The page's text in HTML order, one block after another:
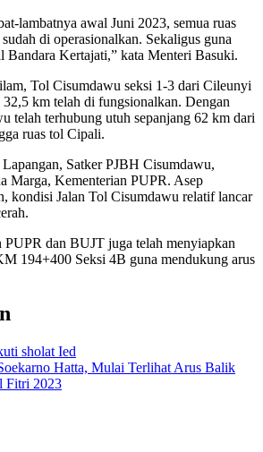
lambatnya awal Juni 2023, semua ruas
di operasionalkan. Sekaligus guna
Bandara Kertajati,” kata Menteri Basuki.
Tol Cisumdawu seksi 1-3 dari Cileunyi
km telah di fungsionalkan. Dengan
telah terhubung utuh sepanjang 62 km dari
ruas tol Cipali.
Satker PJBH Cisumdawu,
Marga, Kementerian PUPR. Asep
kondisi Jalan Tol Cisumdawu relatif lancar
PUPR dan BUJT juga telah menyiapkan
194+400 Seksi 4B guna mendukung arus
sholat Ied
Hatta, Mulai Terlihat Arus Balik
Fitri 2023